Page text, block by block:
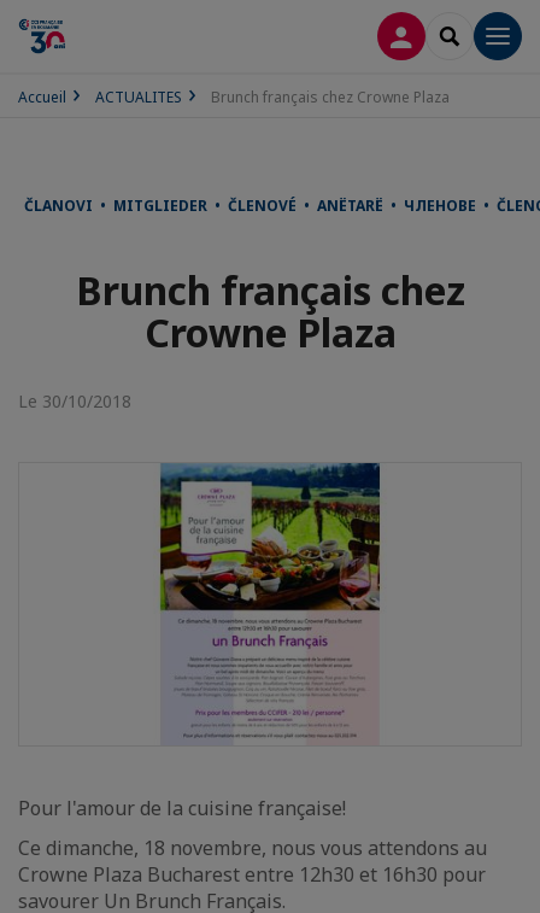
CONNEXION
Accueil ACTUALITES Brunch français chez Crowne Plaza
ČLANOVI • MITGLIEDER • ČLENOVÉ • ANËTARË • ЧЛЕНОВЕ •
Brunch français chez
Crowne Plaza
Le 30/10/2018
Pour l'amour de la cuisine française!
Ce dimanche, 18 novembre, nous vous attendons au
Crowne Plaza Bucharest entre 12h30 et 16h30 pour
savourer Un Brunch Français.